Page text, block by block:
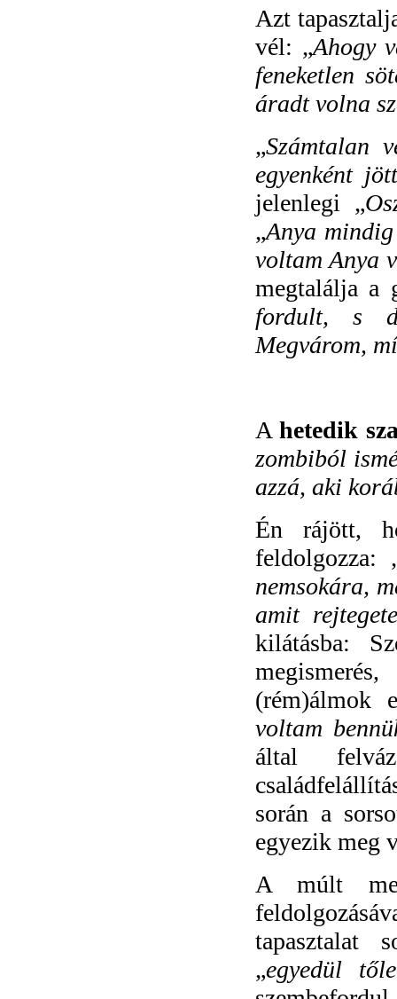
Azt
vél: „Ahogy
feneketlen
áradt volna
„Számtalan
egyenként
jelenlegi „
„Anya
voltam Anya
megtalálja a
fordult, s
Megvárom,
A hetedik
zombiból
azzá, aki
Én rájött,
feldolgozza:
nemsokára,
amit
kilátásba:
(rém)álmok
voltam
által
során a
egyezik meg
A múlt
tapasztalat
„egyedül